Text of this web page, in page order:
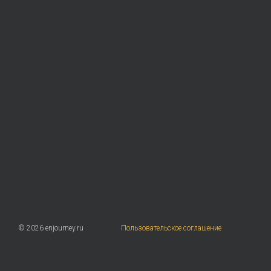
© 2026 enjourney.ru Пользовательское соглашение